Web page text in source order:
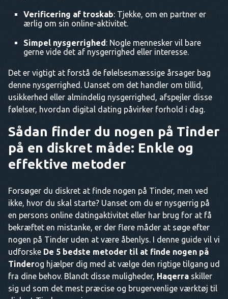
Verificering af troskab: Tjekke, om en partner er
ærlig om sin online-aktivitet.
Simpel nysgerrighed: Nogle mennesker vil bare
gerne vide det af nysgerrighed eller interesse.
Det er vigtigt at forstå de følelsesmæssige årsager bag
denne nysgerrighed. Uanset om det handler om tillid,
usikkerhed eller almindelig nysgerrighed, afspejler disse
følelser, hvordan digital dating påvirker forhold i dag.
Sådan finder du nogen på Tinder
på en diskret måde: Enkle og
effektive metoder
Forsøger du diskret at finde nogen på Tinder, men ved
ikke, hvor du skal starte? Uanset om du er nysgerrig på
en persons online datingaktivitet eller har brug for at få
bekræftet en mistanke, er der flere måder at søge efter
nogen på Tinder uden at være åbenlys. I denne guide vil vi
udforske De 5 bedste metoder til at finde nogen på
Tinderog hjælper dig med at vælge den rigtige tilgang ud
fra dine behov. Blandt disse muligheder, Haqerra skiller
sig ud som det mest præcise og brugervenlige værktøj til